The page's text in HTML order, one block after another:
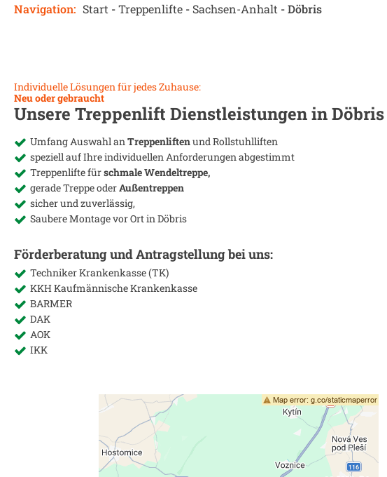
Navigation: Start -Treppenlifte - Sachsen-Anhalt -Döbris
Individuelle Lösungen für jedes Zuhause:
Neu oder gebraucht
Unsere Treppenlift Dienstleistungen inDöbris
Umfang Auswahl an Treppenliftenund Rollstuhlliften
speziell auf Ihre individuellen Anforderungen abgestimmt
Treppenlifte fürschmale Wendeltreppe,
gerade Treppe oderAußentreppen
sicher und zuverlässig,
Saubere Montage vor Ort in Döbris
Förderberatung und Antragstellung bei uns:
Techniker Krankenkasse (TK)
KKH Kaufmännische Krankenkasse
BARMER
DAK
AOK
IKK